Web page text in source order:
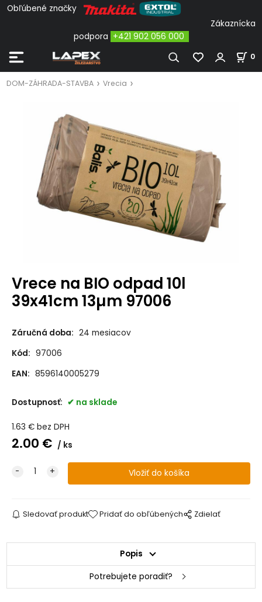
Obľúbené značky
Zákaznícka
podpora +421 902 056 000
0
DOM-ZÁHRADA-STAVBA Vrecia
Vrece na BIO odpad 10l
39x41cm 13µm 97006
Záručná doba: 24 mesiacov
Kód: 97006
EAN: 8596140005279
Dostupnosť: na sklade
1.63 € bez DPH
2.00 € ks
Sledovať produkt Pridať do obľúbených Zdielať
Popis
Potrebujete poradiť?